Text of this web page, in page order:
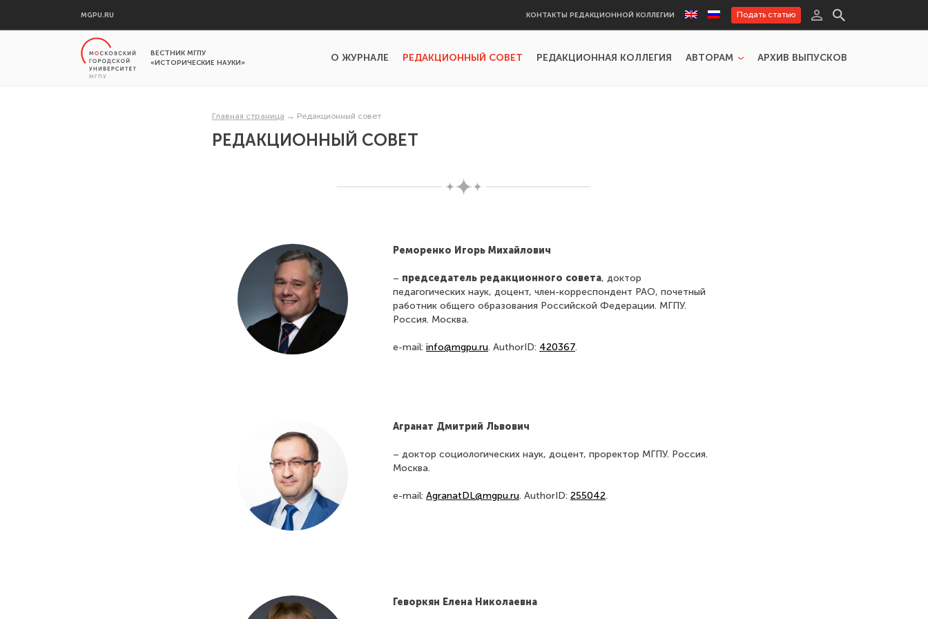
MGPU.RU КОНТАКТЫ РЕДАКЦИОННОЙ КОЛЛЕГИИ Подать статью
ВЕСТНИК МГПУ
«ИСТОРИЧЕСКИЕ НАУКИ»
О ЖУРНАЛЕ РЕДАКЦИОННЫЙ СОВЕТ РЕДАКЦИОННАЯ КОЛЛЕГИЯ АВТОРАМ АРХИВ ВЫПУСКОВ
Главная страница → Редакционный совет
РЕДАКЦИОННЫЙ СОВЕТ
Реморенко Игорь Михайлович
– председатель редакционного совета, доктор
педагогических наук, доцент, член-корреспондент РАО, почетный
работник общего образования Российской Федерации. МГПУ.
Россия. Москва.
e-mail: info@mgpu.ru. AuthorID: 420367.
Агранат Дмитрий Львович
– доктор социологических наук, доцент, проректор МГПУ. Россия.
Москва.
e-mail: AgranatDL@mgpu.ru. AuthorID: 255042.
Геворкян Елена Николаевна